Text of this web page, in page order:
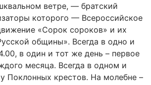
ветре, — братский
которого — Всероссийское
«Сорок сороков» и их
общины». Всегда в одно и
в один и тот же день – первое
месяца. Всегда в одном и
Поклонных крестов. На молебне –